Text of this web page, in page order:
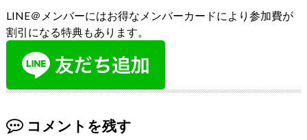
LINE＠メンバーにはお得なメンバーカードにより参加費が
割引になる特典もあります。
コメントを残す